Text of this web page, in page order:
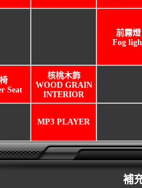
前霧燈
Fog
Seat
核桃木飾
WOOD GRAIN
INTERIOR
MP3 PLAYER
補